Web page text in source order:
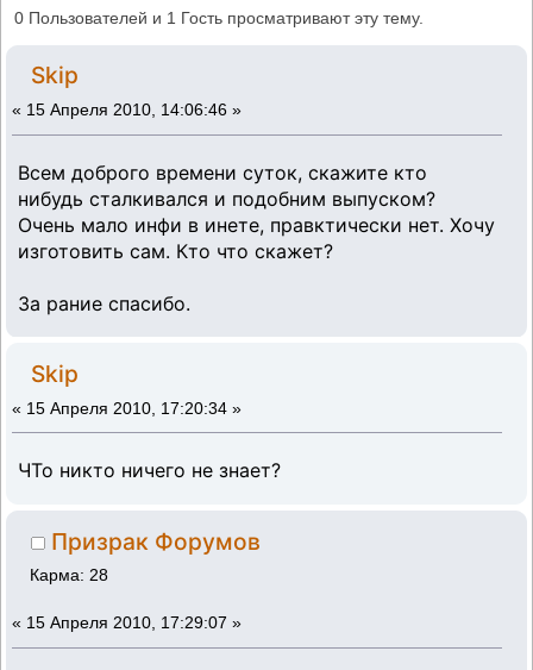
выпускной коллектор (Прочитано 16396
раз)
0 Пользователей и 1 Гость просматривают эту тему.
Skip
« 15 Апреля 2010, 14:06:46 »
Всем доброго времени суток, скажите кто
нибудь сталкивался и подобним выпуском?
Очень мало инфи в инете, правктически нет. Хочу
изготовить сам. Кто что скажет?
За рание спасибо.
Skip
« 15 Апреля 2010, 17:20:34 »
ЧТо никто ничего не знает?
Призрак Форумов
Карма: 28
« 15 Апреля 2010, 17:29:07 »